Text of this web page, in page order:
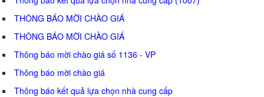
THÔNG BÁO MỜI CHÀO GIÁ
THÔNG BÁO MỜI CHÀO GIÁ
Thông báo mời chào giá số 1136 - VP
Thông báo mời chào giá
Thông báo kết quả lựa chọn nhà cung cấp